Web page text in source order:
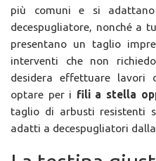
più comuni e si
decespugliatore, nonché a
presentano un taglio
interventi che non
desidera effettuare
optare per i fili a stella
taglio di arbusti resistenti
adatti a decespugliatori